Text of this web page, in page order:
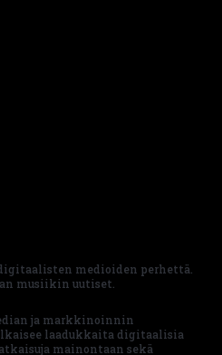
medioiden perhettä.
musiikin uutiset.
ja markkinoinnin
laadukkaita digitaalisia
mainontaan sekä